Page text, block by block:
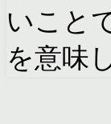
いこと
を意味